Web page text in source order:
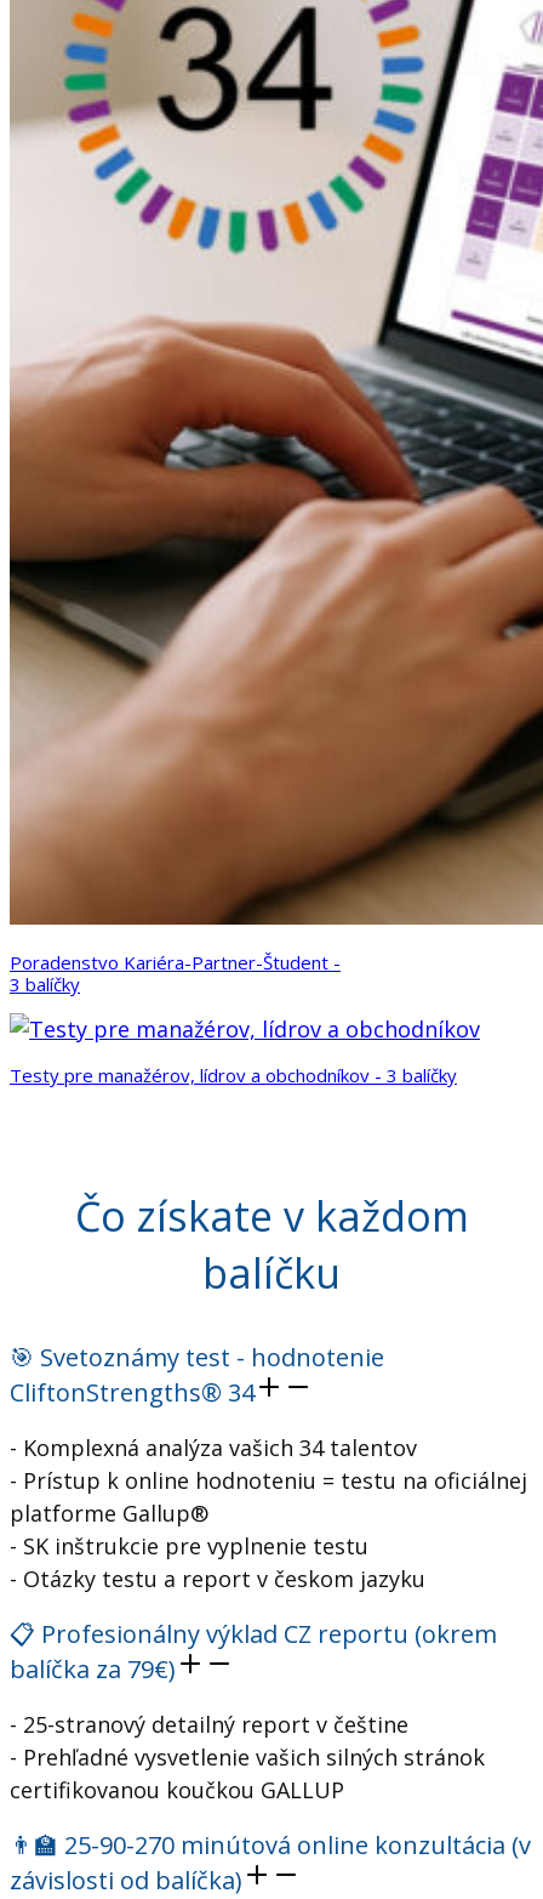
Poradenstvo Kariéra-Partner-Študent -
3 balíčky
Testy pre manažérov, lídrov a obchodníkov - 3 balíčky
Čo získate v každom
balíčku
🎯 Svetoznámy test - hodnotenie
CliftonStrengths® 34
- Komplexná analýza vašich 34 talentov
- Prístup k online hodnoteniu = testu na oficiálnej
platforme Gallup®
- SK inštrukcie pre vyplnenie testu
- Otázky testu a report v českom jazyku
📋 Profesionálny výklad CZ reportu (okrem
balíčka za 79€)
- 25-stranový detailný report v češtine
- Prehľadné vysvetlenie vašich silných stránok
certifikovanou koučkou GALLUP
👨‍🏫 25-90-270 minútová online konzultácia (v
závislosti od balíčka)